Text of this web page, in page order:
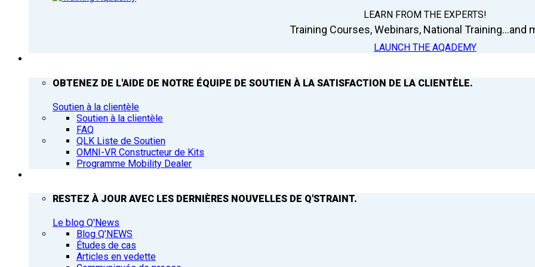
LEARN FROM THE EXPERTS!
Training Courses, Webinars, National Training...and
LAUNCH THE AQADEMY
OBTENEZ DE L'AIDE DE NOTRE ÉQUIPE DE SOUTIEN À LA SATISFACTION DE LA CLIENTÈLE.
Soutien à la clientèle
Soutien à la clientèle
FAQ
QLK Liste de Soutien
OMNI-VR Constructeur de Kits
Programme Mobility Dealer
RESTEZ À JOUR AVEC LES DERNIÈRES NOUVELLES DE Q'STRAINT.
Le blog Q'News
Blog Q’NEWS
Études de cas
Articles en vedette